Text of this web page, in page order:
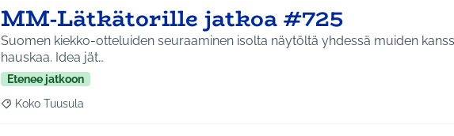
MM-Lätkätorille jatkoa #725
Suomen kiekko-otteluiden seuraaminen isolta näytöltä yhdessä muiden
hauskaa. Idea jät…
Etenee jatkoon
Rajaa tulokset aihepiirin mukaan: Koko Tuusula
Koko Tuusula